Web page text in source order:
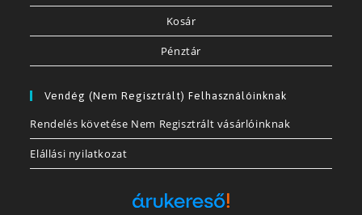
Kosár
Pénztár
Vendég (nem Regisztrált) Felhasználóinknak
Rendelés követése Nem Regisztrált vásárlóinknak
Elállási nyilatkozat